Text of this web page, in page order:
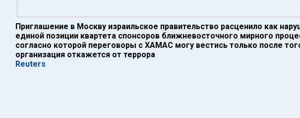
Приглашение в Москву израильское правительство расценило как
единой позиции квартета спонсоров ближневосточного мирного
согласно которой переговоры с ХАМАС могу вестись только после
организация откажется от террора
Reuters